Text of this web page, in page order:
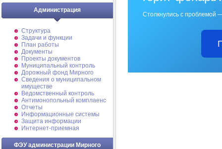
Администрация
Структура
Задачи и функции
План работы
Документы
Проекты документов
Муниципальный контроль
Дорожный фонд Мирного
Cведения о муниципальном
имуществе
Ведомственный контроль
Антимонопольный комплаенс
Отчеты
Информационные системы
Защита информации
Интернет-приемная
ФЭУ администрации Мирного
Столкнулись с проблемой